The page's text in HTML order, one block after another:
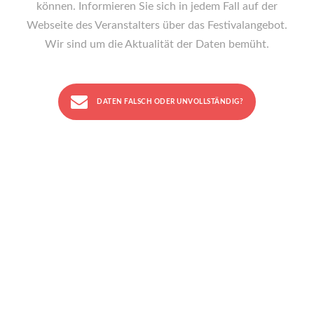
können. Informieren Sie sich in jedem Fall auf der
Webseite des Veranstalters über das Festivalangebot.
Wir sind um die Aktualität der Daten bemüht.
DATEN FALSCH ODER UNVOLLSTÄNDIG?